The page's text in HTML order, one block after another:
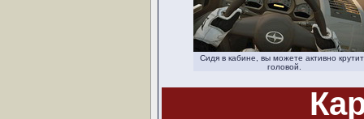
Сидя в кабине, вы можете активно
головой.